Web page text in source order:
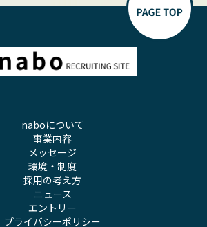
naboについて
事業内容
メッセージ
環境・制度
採用の考え方
ニュース
エントリー
プライバシーポリシー